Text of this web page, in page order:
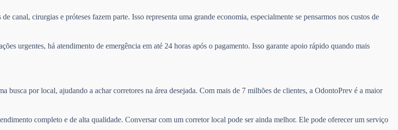
canal, cirurgias e próteses fazem parte. Isso representa uma grande economia, especialmente se pensarmos nos custos de
urgentes, há atendimento de emergência em até 24 horas após o pagamento. Isso garante apoio rápido quando mais
busca por local, ajudando a achar corretores na área desejada. Com mais de 7 milhões de clientes, a OdontoPrev é a maior
completo e de alta qualidade. Conversar com um corretor local pode ser ainda melhor. Ele pode oferecer um serviço